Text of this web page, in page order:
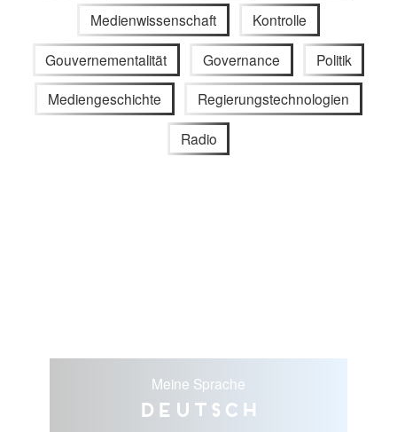
Medienwissenschaft Kontrolle
Gouvernementalität Governance Politik
Mediengeschichte Regierungstechnologien
Radio
Meine Sprache
Deutsch